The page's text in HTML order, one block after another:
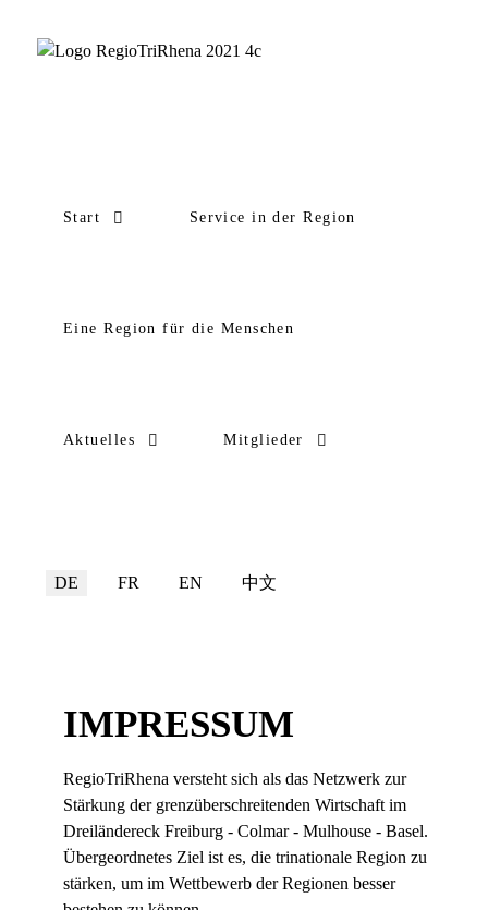
Start Service in der Region
Eine Region für die Menschen
Aktuelles Mitglieder
Sprache auswählen
DE FR EN 中文
IMPRESSUM
RegioTriRhena versteht sich als das Netzwerk zur
Stärkung der grenzüberschreitenden Wirtschaft im
Dreiländereck Freiburg - Colmar - Mulhouse - Basel.
Übergeordnetes Ziel ist es, die trinationale Region zu
stärken, um im Wettbewerb der Regionen besser